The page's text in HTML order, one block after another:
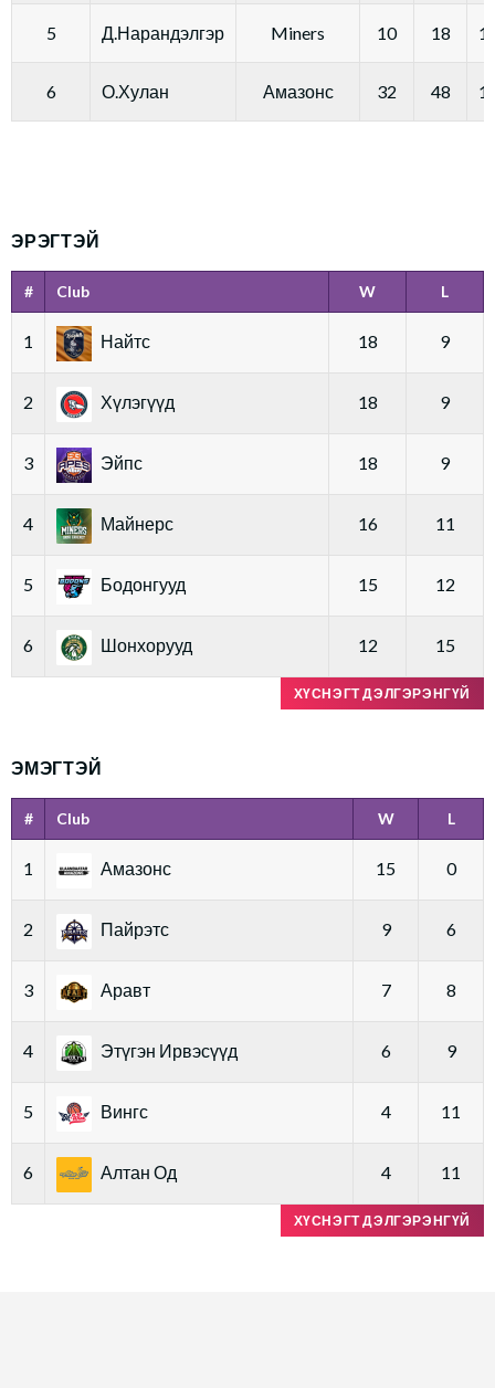
5 Д.Нарандэлгэр Miners 10 18
6 О.Хулан Амазонс 32 48
ЭРЭГТЭЙ
# Club W L
1 Найтс 18 9
2 Хүлэгүүд 18 9
3 Эйпс 18 9
4 Майнерс 16 11
5 Бодонгууд 15 12
6 Шонхорууд 12 15
ХҮСНЭГТ ДЭЛГЭРЭНГҮЙ
ЭМЭГТЭЙ
# Club W L
1 Амазонс 15 0
2 Пайрэтс 9 6
3 Аравт 7 8
4 Этүгэн Ирвэсүүд 6 9
5 Вингс 4 11
6 Алтан Од 4 11
ХҮСНЭГТ ДЭЛГЭРЭНГҮЙ